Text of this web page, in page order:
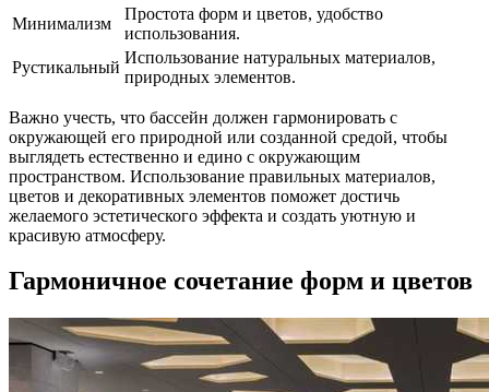
Минимализм
Простота форм и цветов, удобство
использования.
Рустикальный
Использование натуральных материалов,
природных элементов.
Важно учесть, что бассейн должен гармонировать с
окружающей его природной или созданной средой, чтобы
выглядеть естественно и едино с окружающим
пространством. Использование правильных материалов,
цветов и декоративных элементов поможет достичь
желаемого эстетического эффекта и создать уютную и
красивую атмосферу.
Гармоничное сочетание форм и цветов